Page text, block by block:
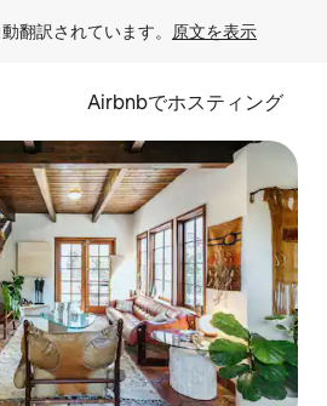
翻訳されています。 原文を表示
Airbnbでホスティング